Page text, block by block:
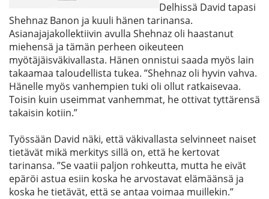
Delhissä David tapasi
Shehnaz Banon ja kuuli hänen tarinansa.
Asianajajakollektiivin avulla Shehnaz oli haastanut
miehensä ja tämän perheen oikeuteen
myötäjäisväkivallasta. Hänen onnistui saada myös lain
takaamaa taloudellista tukea. ”Shehnaz oli hyvin vahva.
Hänelle myös vanhempien tuki oli ollut ratkaisevaa.
Toisin kuin useimmat vanhemmat, he ottivat tyttärensä
takaisin kotiin.”
Työssään David näki, että väkivallasta selvinneet naiset
tietävät mikä merkitys sillä on, että he kertovat
tarinansa. ”Se vaatii paljon rohkeutta, mutta he eivät
epäröi astua esiin koska he arvostavat elämäänsä ja
koska he tietävät, että se antaa voimaa muillekin.”